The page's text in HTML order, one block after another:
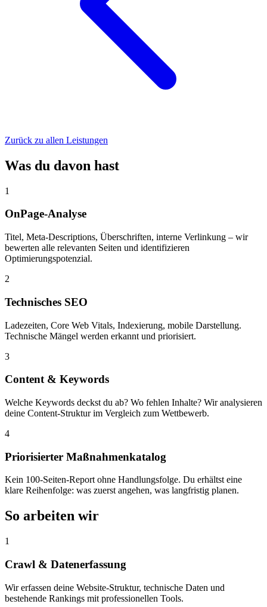
Zurück zu allen Leistungen
Was du davon hast
1
OnPage-Analyse
Titel, Meta-Descriptions, Überschriften, interne Verlinkung – wir
bewerten alle relevanten Seiten und identifizieren
Optimierungspotenzial.
2
Technisches SEO
Ladezeiten, Core Web Vitals, Indexierung, mobile Darstellung.
Technische Mängel werden erkannt und priorisiert.
3
Content & Keywords
Welche Keywords deckst du ab? Wo fehlen Inhalte? Wir analysieren
deine Content-Struktur im Vergleich zum Wettbewerb.
4
Priorisierter Maßnahmenkatalog
Kein 100-Seiten-Report ohne Handlungsfolge. Du erhältst eine
klare Reihenfolge: was zuerst angehen, was langfristig planen.
So arbeiten wir
1
Crawl & Datenerfassung
Wir erfassen deine Website-Struktur, technische Daten und
bestehende Rankings mit professionellen Tools.